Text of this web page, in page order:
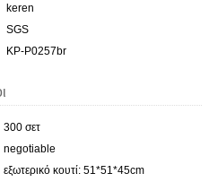
keren
SGS
ΚΡ-P0257br
300 σετ
negotiable
εξωτερικό κουτί: 51*51*45cm